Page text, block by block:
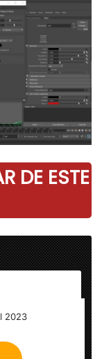
DE ESTE
2023